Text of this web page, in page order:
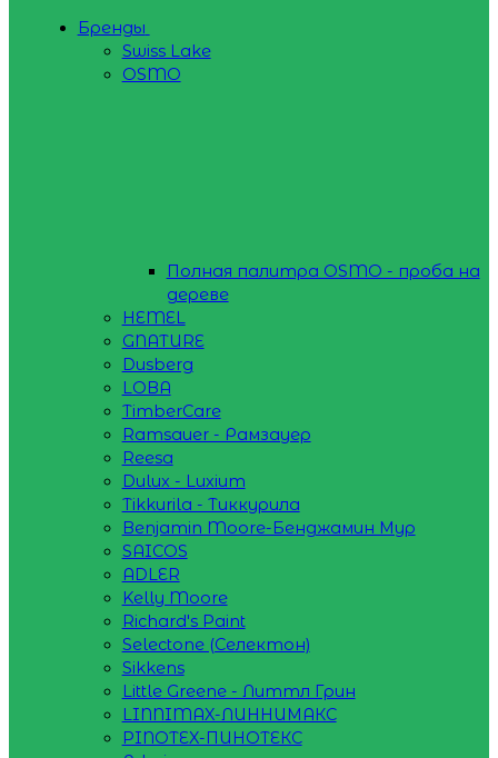
Бренды
Swiss Lake
OSMO
Полная палитра OSMO - проба на
дереве
HEMEL
GNATURE
Dusberg
LOBA
TimberCare
Ramsauer - Рамзауер
Reesa
Dulux - Luxium
Tikkurila - Тиккурила
Benjamin Moore-Бенджамин Мур
SAICOS
ADLER
Kelly Moore
Richard's Paint
Selectone (Селектон)
Sikkens
Little Greene - Литтл Грин
LINNIMAX-ЛИННИМАКС
PINOTEX-ПИНОТЕКС